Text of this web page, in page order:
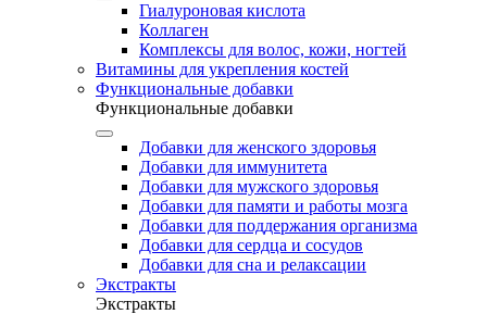
Гиалуроновая кислота
Коллаген
Комплексы для волос, кожи, ногтей
Витамины для укрепления костей
Функциональные добавки
Функциональные добавки
Добавки для женского здоровья
Добавки для иммунитета
Добавки для мужского здоровья
Добавки для памяти и работы мозга
Добавки для поддержания организма
Добавки для сердца и сосудов
Добавки для сна и релаксации
Экстракты
Экстракты